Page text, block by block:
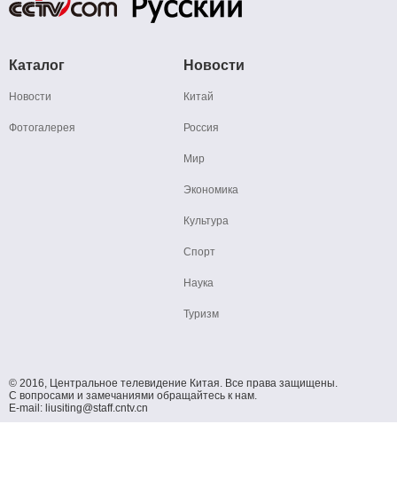
Каталог
Новости
Фотогалерея
Новости
Китай
Россия
Мир
Экономика
Культура
Спорт
Наука
Туризм
© 2016, Центральное телевидение Китая. Все права защищены.
С вопросами и замечаниями обращайтесь к нам.
E-mail: liusiting@staff.cntv.cn